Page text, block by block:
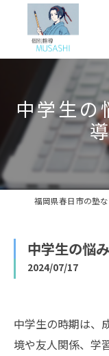
中学生の
中学生の悩
2024/07/17
中学生の時期は、
境や友人関係、学